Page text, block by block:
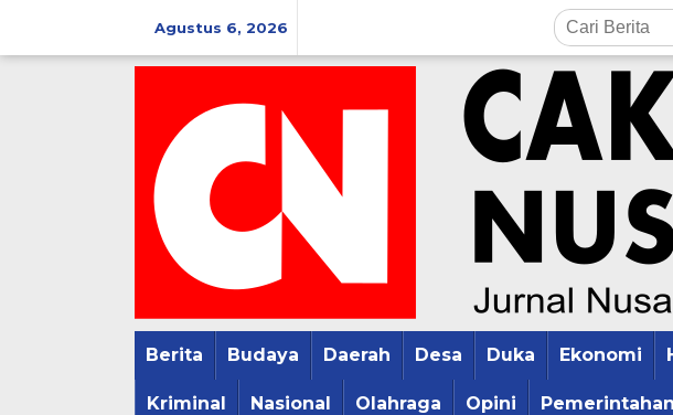
konten
Agustus 6, 2026
Berita Budaya Daerah Desa Duka Ekonomi
Kriminal Nasional Olahraga Opini Pemerintahan